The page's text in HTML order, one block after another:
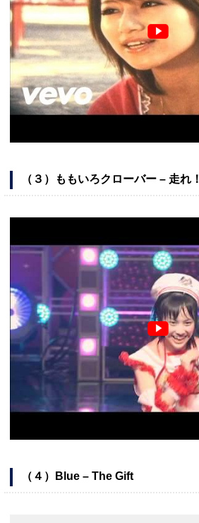
（３）ももいろクローバー – 走れ！
（４）Blue – The Gift